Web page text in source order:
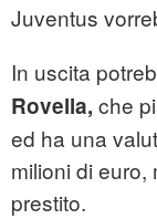
Juventus
In uscita
Rovella, che
ed ha una
milioni di
prestito.